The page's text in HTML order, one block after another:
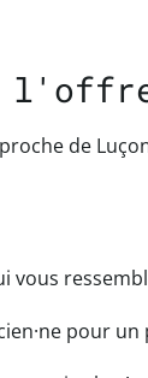
de
vous
pour